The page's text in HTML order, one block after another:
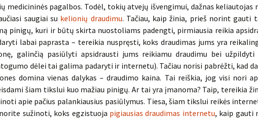
medicininės pagalbos. Todėl, tokių atvejų išvengimui, dažnas keliautojas
saugiai su kelionių draudimu. Tačiau, kaip žinia, prieš norint gauti
pinigų, kuri ir būtų skirta nuostoliams padengti, pirmiausia reikia
labai paprasta – tereikia nuspręsti, koks draudimas jums yra
galinčią pasiūlyti apsidrausti jums reikiamu draudimu bei užpildyti
dėlei tai galima padaryti ir internetu). Tačiau norisi pabrėžti, kad
domina vienas dalykas – draudimo kaina. Tai reiškia, jog visi nori
šiam tikslui kuo mažiau pinigų. Ar tai yra įmanoma? Taip, tereikia
apie pačius palankiausius pasiūlymus. Tiesa, šiam tikslui reikės
sužinoti, koks egzistuoja pigiausias draudimas internetu, kaip gauti